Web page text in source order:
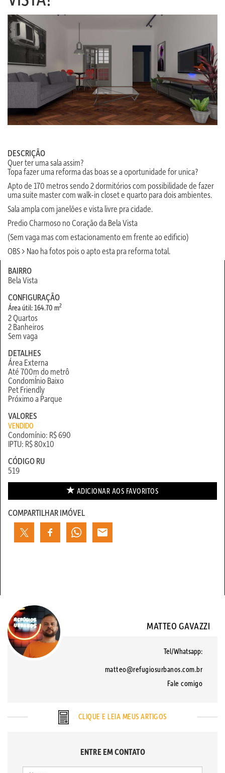
DESCRIÇÃO
Quer ter uma sala assim?
Topa fazer uma reforma das boas se a oportunidade for unica?
Apto de 170 metros sendo 2 dormitórios com possibilidade de fazer
uma suite master com walk-in closet e quarto para dois ambientes.
Sala ampla com janelões e vista livre pra cidade.
Predio Charmoso no Coração da Bela Vista
(Sem vaga mas com estacionamento em frente ao edificio)
OBS > Nao ha fotos pois o apto esta pra reforma total.
BAIRRO
Bela Vista
CONFIGURAÇÃO
Área útil: 164.70 m2
2 Quartos
2 Banheiros
Sem vaga
DETALHES
Área Externa
Até 700m do metrô
CondomÍnio Baixo
Pet Friendly
Próximo a Parque
VALORES
VENDIDO
Condomínio: R$ 690
IPTU: R$ 80x10
CÓDIGO RU
519
ADICIONAR AOS FAVORITOS
COMPARTILHAR IMÓVEL
MATTEO GAVAZZI
Tel/Whatsapp:
matteo@refugiosurbanos.com.br
Fale comigo
CLIQUE E LEIA MEUS ARTIGOS
ENTRE EM CONTATO